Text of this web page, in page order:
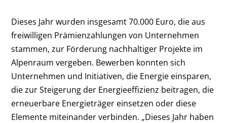
Dieses Jahr wurden insgesamt 70.000 Euro, die aus
freiwilligen Prämienzahlungen von Unternehmen
stammen, zur Förderung nachhaltiger Projekte im
Alpenraum vergeben. Bewerben konnten sich
Unternehmen und Initiativen, die Energie einsparen,
die zur Steigerung der Energieeffizienz beitragen, die
erneuerbare Energieträger einsetzen oder diese
Elemente miteinander verbinden. „Dieses Jahr haben